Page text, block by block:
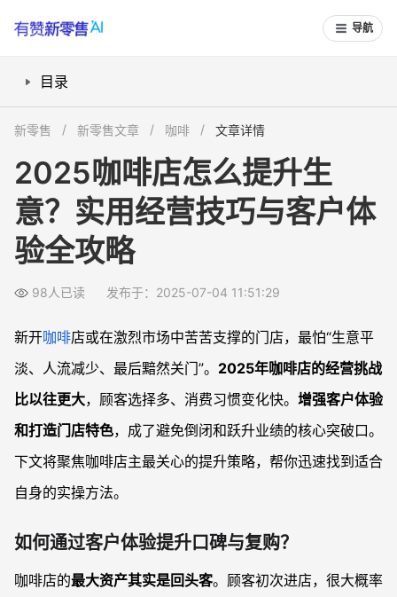
导航
目录
2025年有哪些“避坑”经营技巧值得借鉴？
如何以品牌效应抵御激烈竞争？
常见问题
咖啡店如何提升客户体验，具体该做哪些细节？
如何找到适合自己的目标客户群体？
2025年咖啡店的新趋势有哪些值得关注？
新零售 新零售文章 咖啡 文章详情
2025咖啡店怎么提升生
意？实用经营技巧与客户体
验全攻略
98人已读 发布于：2025-07-04 11:51:29
新开咖啡店或在激烈市场中苦苦支撑的门店，最怕“生意平
淡、人流减少、最后黯然关门”。 2025年咖啡店的经营挑战
比以往更大，顾客选择多、消费习惯变化快。 增强客户体验
和打造门店特色，成了避免倒闭和跃升业绩的核心突破口。
下文将聚焦咖啡店主最关心的提升策略，帮你迅速找到适合
自身的实操方法。
如何通过客户体验提升口碑与复购？
咖啡店的最大资产其实是回头客。顾客初次进店，很大概率